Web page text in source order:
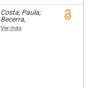
Costa, Paula;
Becerra,
Viviana;
Becerra,
Ver más